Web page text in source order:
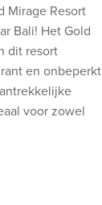
Privacy disclaimer
Mirage Resort
Bali! Het Gold
dit resort
en onbeperkt
voor zowel